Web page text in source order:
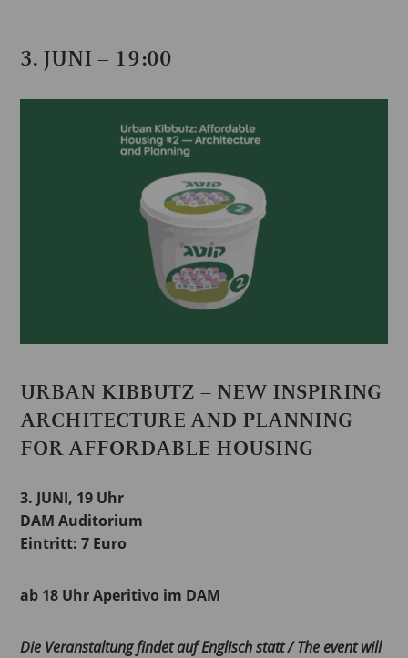
3. JUNI – 19:00
URBAN KIBBUTZ – NEW INSPIRING
ARCHITECTURE AND PLANNING
FOR AFFORDABLE HOUSING
3. JUNI, 19 Uhr
DAM Auditorium
Eintritt: 7 Euro
ab 18 Uhr Aperitivo im DAM
Die Veranstaltung findet auf Englisch statt / The event will